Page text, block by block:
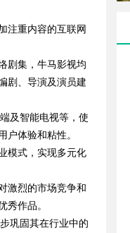
注重内容的互联网
剧集，牛马影视均
剧、导演及演员建
及智能电视等，使
户体验和粘性。
模式，实现多元化
激烈的市场竞争和
秀作品。
巩固其在行业中的